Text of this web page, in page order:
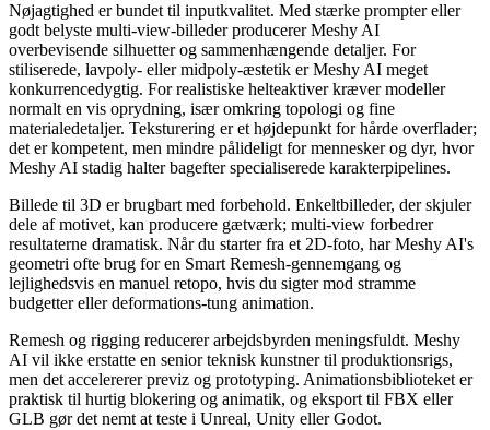
Nøjagtighed er bundet til inputkvalitet. Med stærke prompter eller
godt belyste multi-view-billeder producerer Meshy AI
overbevisende silhuetter og sammenhængende detaljer. For
stiliserede, lavpoly- eller midpoly-æstetik er Meshy AI meget
konkurrencedygtig. For realistiske helteaktiver kræver modeller
normalt en vis oprydning, især omkring topologi og fine
materialedetaljer. Teksturering er et højdepunkt for hårde overflader;
det er kompetent, men mindre pålideligt for mennesker og dyr, hvor
Meshy AI stadig halter bagefter specialiserede karakterpipelines.
Billede til 3D er brugbart med forbehold. Enkeltbilleder, der skjuler
dele af motivet, kan producere gætværk; multi-view forbedrer
resultaterne dramatisk. Når du starter fra et 2D-foto, har Meshy AI's
geometri ofte brug for en Smart Remesh-gennemgang og
lejlighedsvis en manuel retopo, hvis du sigter mod stramme
budgetter eller deformations-tung animation.
Remesh og rigging reducerer arbejdsbyrden meningsfuldt. Meshy
AI vil ikke erstatte en senior teknisk kunstner til produktionsrigs,
men det accelererer previz og prototyping. Animationsbiblioteket er
praktisk til hurtig blokering og animatik, og eksport til FBX eller
GLB gør det nemt at teste i Unreal, Unity eller Godot.